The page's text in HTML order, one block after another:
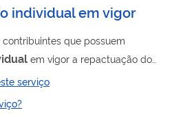
individual em vigor
que possuem
em vigor a repactuação do
e compromissos
base em fatos supervenientes
serviço